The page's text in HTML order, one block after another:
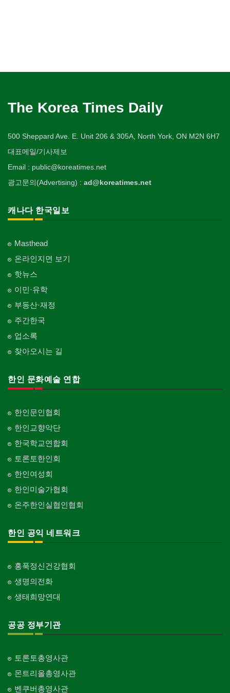
The Korea Times Daily
500 Sheppard Ave. E. Unit 206 & 305A, North York, ON M2N 6H7
대표메일/기사제보
Email : public@koreatimes.net
광고문의(Advertising) : ad@koreatimes.net
캐나다 한국일보
Masthead
온라인지면 보기
핫뉴스
이민·유학
부동산·재정
주간한국
업소록
찾아오시는 길
한인 문화예술 연합
한인문인협회
한인교향악단
한국학교연합회
토론토한인회
한인여성회
한인미술가협회
온주한인실협인협회
한인 공익 네트워크
홍푹정신건강협회
생명의전화
생태희망연대
공공 정부기관
토론토총영사관
몬트리올총영사관
벤쿠버총영사관